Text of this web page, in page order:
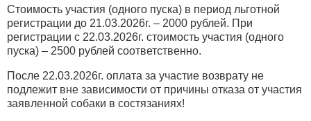
Стоимость участия (одного пуска) в период льготной
регистрации до 21.03.2026г. – 2000 рублей. При
регистрации с 22.03.2026г. стоимость участия (одного
пуска) – 2500 рублей соответственно.
После 22.03.2026г. оплата за участие возврату не
подлежит вне зависимости от причины отказа от участия
заявленной собаки в состязаниях!